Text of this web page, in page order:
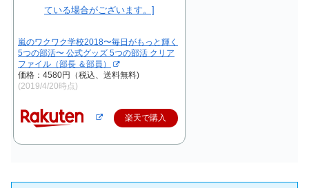
嵐のワクワク学校2018〜毎日がもっと輝く
5つの部活〜 公式グッズ 5つの部活 クリア
ファイル（部長 ＆部員）
価格：4580円（税込、送料無料)
(2019/4/20時点)
楽天で購入